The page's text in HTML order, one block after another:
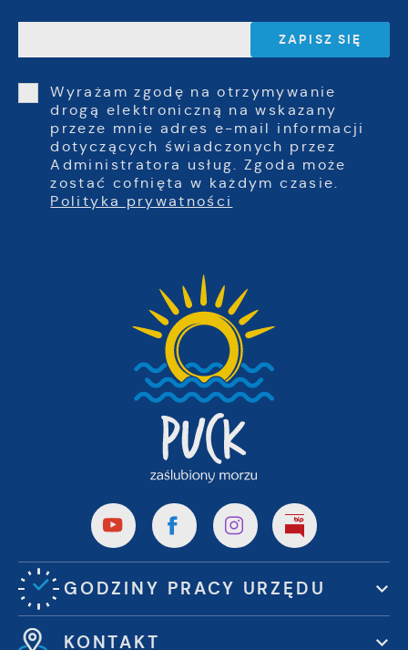
Wyrażam zgodę na otrzymywanie
drogą elektroniczną na wskazany
przeze mnie adres e-mail informacji
dotyczących świadczonych przez
Administratora usług. Zgoda może
zostać cofnięta w każdym czasie.
Polityka prywatności
GODZINY PRACY URZĘDU
KONTAKT